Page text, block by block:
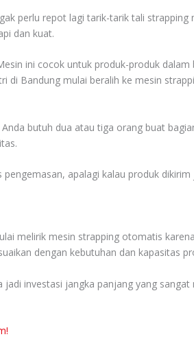
perlu repot lagi tarik-tarik tali strapping
dan kuat.
ini cocok untuk produk-produk
di Bandung mulai beralih ke mesin
butuh dua atau tiga orang buat
apalagi kalau produk dikirim
melirik mesin strapping otomatis
dengan kebutuhan dan kapasitas
investasi jangka panjang yang sangat